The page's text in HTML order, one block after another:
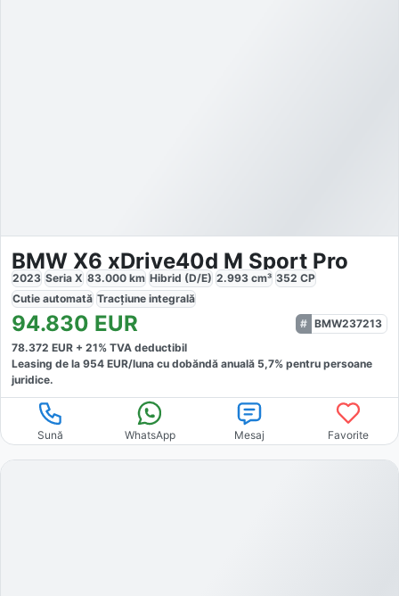
BMW X6 xDrive40d M Sport Pro
2023 Seria X 83.000 km Hibrid (D/E) 2.993 cm³ 352 CP
Cutie automată Tracțiune integrală
94.830 EUR
BMW237213
78.372 EUR + 21% TVA deductibil
Leasing de la 954 EUR/luna cu dobăndă anuală 5,7% pentru persoane
juridice.
Sună WhatsApp Mesaj Favorite